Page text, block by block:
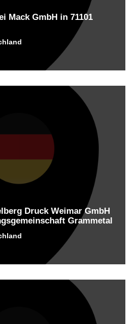
Mack GmbH in 71101
Druck Weimar GmbH
Grammetal